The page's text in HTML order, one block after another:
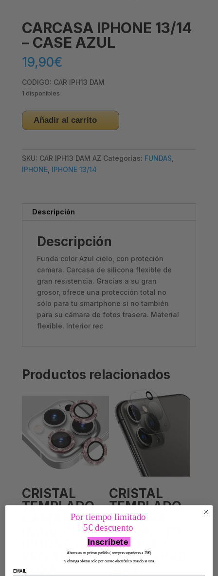
CARCASA IPHONE 13/14
– CASE AZUL
19,90€
CODIGO: CAR IPH13 DAM
1 disponibles
CARCASA
IPHONE
CASE
AZUL
Añadir al carrito
SKU: CAR IPH13 DAM AZ Categorías: FUNDAS,
IPHONE, IPHONE 13/14
Descripción
Descripción
Funda color Azul cielo, con proteción
camara. Carcasa de silicona flexible de
gran resistencia. Gracias a su gran
grosor, ofrece una protección total no
sólo para tu smartphone si no también
para su cámara de fotos trasera. Material
flexible. Interior rec
Productos relacionados
CRISTAL
TEMPLADO
CAMARA
INDIVIDUAL –
IPHONE 12
PRO BRILLO
ROSA
CRISTAL
TEMPLADO
CAMARA
COMPLETO –
IPHONE 11
PRO / 11 PRO
Por tiempo limitado
5€ descuento
Inscríbete
Ahorre en su primer pedido ( compras superiores a 25€)
y obtenga ofertas solo por correo electrónico cuando se una.
EMAIL